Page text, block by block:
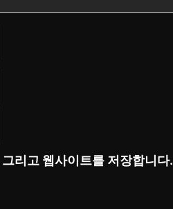
리고 웹사이트를 저장합니다.